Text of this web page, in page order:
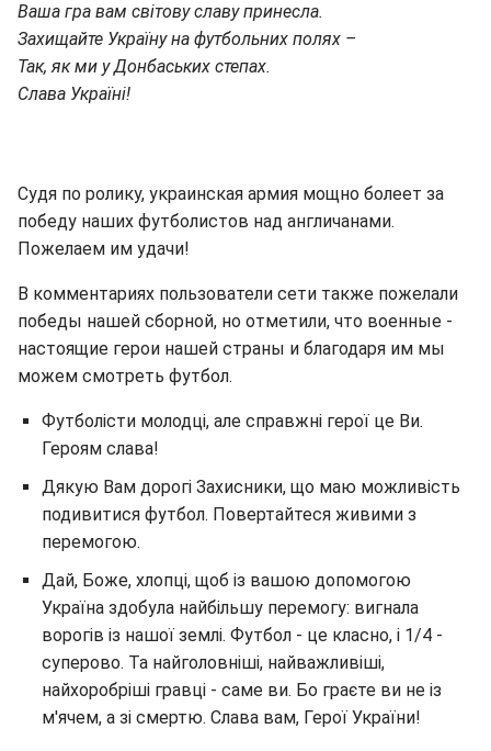
Ваша гра вам світову славу принесла.
Захищайте Україну на футбольних полях –
Так, як ми у Донбаських степах.
Слава Україні!
Судя по ролику, украинская армия мощно болеет за
победу наших футболистов над англичанами.
Пожелаем им удачи!
В комментариях пользователи сети также пожелали
победы нашей сборной, но отметили, что военные -
настоящие герои нашей страны и благодаря им мы
можем смотреть футбол.
Футболісти молодці, але справжні герої це Ви.
Героям слава!
Дякую Вам дорогі Захисники, що маю можливість
подивитися футбол. Повертайтеся живими з
перемогою.
Дай, Боже, хлопці, щоб із вашою допомогою
Україна здобула найбільшу перемогу: вигнала
ворогів із нашої землі. Футбол - це класно, і 1/4 -
суперово. Та найголовніші, найважливіші,
найхоробріші гравці - саме ви. Бо граєте ви не із
м'ячем, а зі смертю. Слава вам, Герої України!